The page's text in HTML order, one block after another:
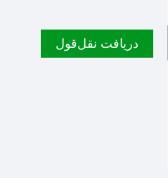
دریافت نقل‌قول